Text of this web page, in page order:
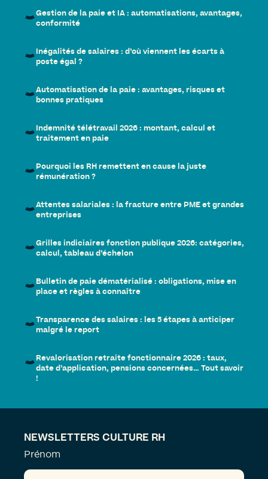
Gestion de la paie et IA : automatisations, avantages,
conformité
Inégalités de salaires : d’où viennent les écarts à
poste égal ?
Automatisation de la paie : avantages, risques et
bonnes pratiques
Indemnité télétravail 2026 : montant, calcul et
traitement en paie
Pourquoi les RH remettent en cause la juste
rémunération ?
Attentes salariales : la fracture entre PME et grandes
entreprises
Grilles indiciaires fonction publique 2026: catégories,
calcul, tableau d’échelon
Bulletin de paie dématérialisé : obligations, mise en
place et règles à connaître
Transparence des salaires : les 5 étapes à anticiper
malgré le report
Revalorisation retraite fonctionnaire 2026 : taux,
date d’application, pensions concernées… Tout savoir
!
NEWSLETTERS CULTURE RH
Prénom